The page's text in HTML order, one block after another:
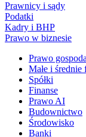
Prawnicy i sądy
Podatki
Kadry i BHP
Prawo w biznesie
Prawo
Małe i średnie
Spółki
Finanse
Prawo AI
Budownictwo
Środowisko
Banki